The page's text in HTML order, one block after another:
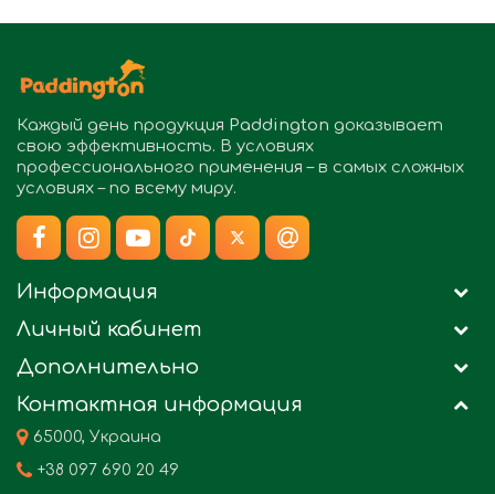
Каждый день продукция Paddington доказывает
свою эффективность. В условиях
профессионального применения – в самых сложных
условиях – по всему миру.
Информация
Личный кабинет
Дополнительно
Контактная информация
65000, Украина
+38 097 690 20 49